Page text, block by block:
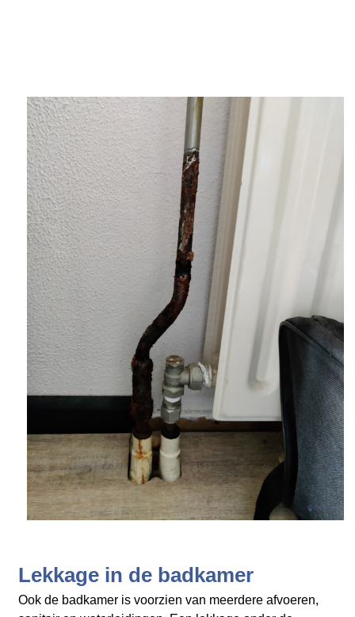
Lekkage in de badkamer
Ook de badkamer is voorzien van meerdere afvoeren,